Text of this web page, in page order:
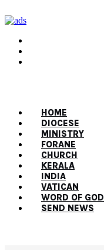
HOME
DIOCESE
MINISTRY
FORANE
CHURCH
KERALA
INDIA
VATICAN
WORD OF GOD
SEND NEWS